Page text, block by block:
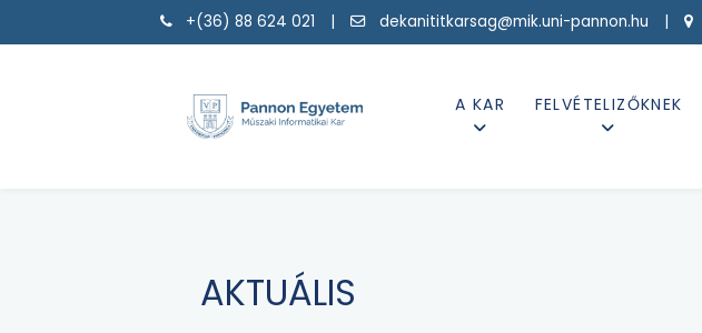
+(36) 88 624 021 | dekanititkarsag@mik.uni-pannon.hu |
A KAR FELVÉTELIZŐKNEK
AKTUÁLIS